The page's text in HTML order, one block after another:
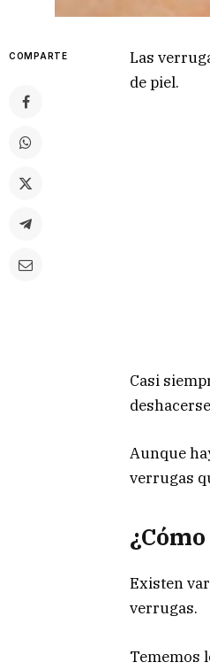
COMPARTE
Las
de piel.
Casi
Aunque
verrugas
Existen
verrugas.
Tememos